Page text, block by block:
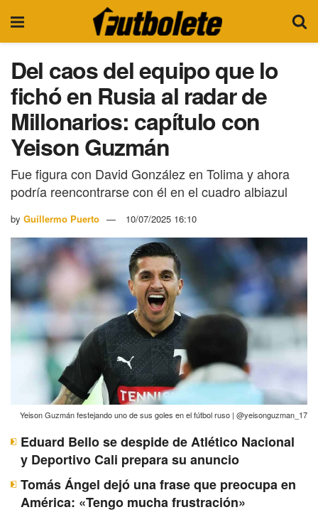
Del caos del equipo que lo
fichó en Rusia al radar de
Millonarios: capítulo con
Yeison Guzmán
Fue figura con David González en Tolima y ahora
podría reencontrarse con él en el cuadro albiazul
by Guillermo Puerto 10/07/2025 16:10
Yeison Guzmán festejando uno de sus goles en el fútbol ruso | @yeisonguzman_17
Eduard Bello se despide de Atlético Nacional
y Deportivo Cali prepara su anuncio
Tomás Ángel dejó una frase que preocupa en
América: «Tengo mucha frustración»